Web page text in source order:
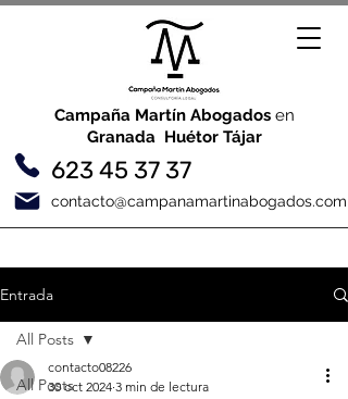
Campaña Martín Abogadosen
Granada Huétor Tájar
623 45 37 37
contacto@campanamartinabogados.com
Entrada
All Posts
All Posts
contacto08226
30 oct 2024 3 min de lectura